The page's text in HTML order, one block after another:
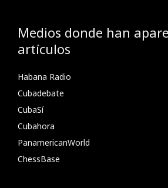
Medios donde han
artículos
Habana Radio
Cubadebate
CubaSí
Cubahora
PanamericanWorld
ChessBase